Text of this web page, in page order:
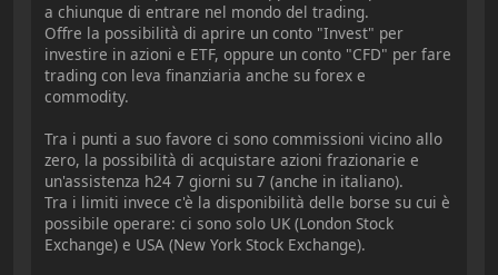
a chiunque di entrare nel mondo del trading.
Offre la possibilità di aprire un conto "Invest" per
investire in azioni e ETF, oppure un conto "CFD" per fare
trading con leva finanziaria anche su forex e
commodity.
Tra i punti a suo favore ci sono commissioni vicino allo
zero, la possibilità di acquistare azioni frazionarie e
un'assistenza h24 7 giorni su 7 (anche in italiano).
Tra i limiti invece c'è la disponibilità delle borse su cui è
possibile operare: ci sono solo UK (London Stock
Exchange) e USA (New York Stock Exchange).